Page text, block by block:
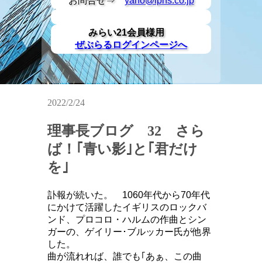
みらい21会員様用
ぜぶらるログインページへ
2022/2/24
理事長ブログ 32 さら
ば！｢青い影｣と｢君だけ
を｣
訃報が続いた。 1060年代から70年代
にかけて活躍したイギリスのロックバ
ンド、プロコロ・ハルムの作曲とシン
ガーの、ゲイリー･ブルッカー氏が他界
した。
曲が流れれば、誰でも｢あぁ、この曲